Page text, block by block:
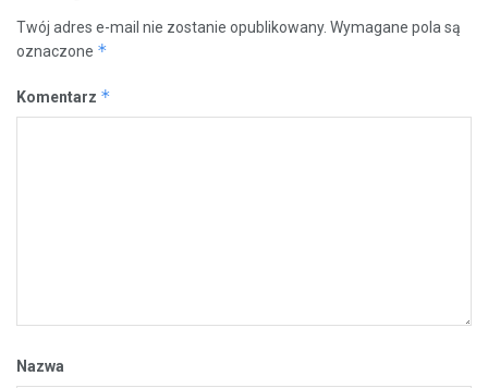
Twój adres e-mail nie zostanie opublikowany. Wymagane pola są
oznaczone *
Komentarz *
Nazwa